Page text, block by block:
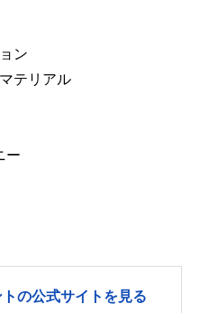
ン
テリアル
ー
の公式サイトを見る